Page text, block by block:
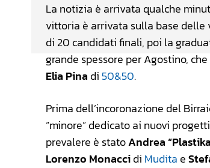
La notizia è arrivata qualche
vittoria è arrivata sulla base
di 20 candidati finali, poi la
grande spessore per Agostino,
Elia Pina di 50&50.
Prima dell’incoronazione del
“minore” dedicato ai nuovi
prevalere è statoAndrea
Lorenzo Monaccidi Mudita e